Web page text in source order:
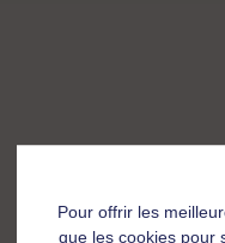
Pour offrir les
que les cookies pour